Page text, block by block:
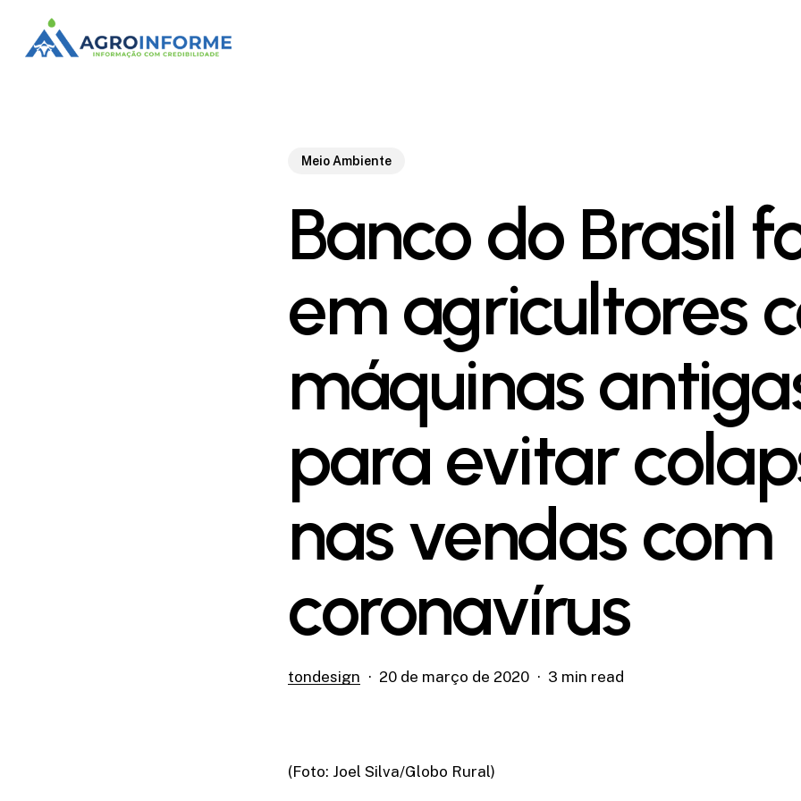
main
Meio Ambiente
Banco do Brasil
em agricultores
máquinas
para evitar
nas vendas com
coronavírus
tondesign 20 de março de 2020 3 min read
(Foto: Joel Silva/Globo Rural)